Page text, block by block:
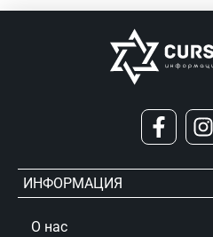
ИНФОРМАЦИЯ
О нас